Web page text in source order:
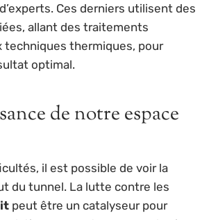
Ces derniers utilisent des
allant des traitements
techniques thermiques, pour
optimal.
de notre espace
il est possible de voir la
du tunnel. La lutte contre les
peut être un catalyseur pour